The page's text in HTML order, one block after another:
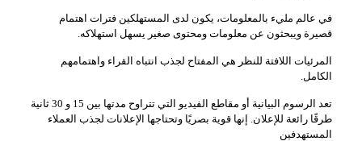
في عالم مليء بالمعلومات، يكون لدى المستهلكين فترات اهتمام
قصيرة ويبحثون عن معلومات ومحتوى صغير يسهل استهلاكه.
المرئيات اللافتة للنظر هي المفتاح لجذب انتباه القراء واهتمامهم
الكامل.
تعد الرسوم البيانية أو مقاطع الفيديو التي تتراوح مدتها بين 15 و 30 ثانية
طرقًا رائعة للإعلان. إنها قوية بصريًا وتحتاجها الإعلانات لجذب العملاء
المستهدفين